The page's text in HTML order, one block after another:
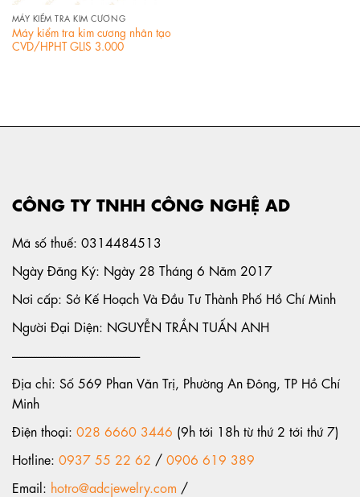
MÁY KIỂM TRA KIM CƯƠNG
Máy kiểm tra kim cương nhân tạo
CVD/HPHT GLIS 3.000
CÔNG TY TNHH CÔNG NGHỆ AD
Mã số thuế: 0314484513
Ngày Đăng Ký: Ngày 28 Tháng 6 Năm 2017
Nơi cấp: Sở Kế Hoạch Và Đầu Tư Thành Phố Hồ Chí Minh
Người Đại Diện: NGUYỄN TRẦN TUẤN ANH
-----------------------------------------------------
Địa chỉ: Số 569 Phan Văn Trị, Phường An Đông, TP Hồ Chí
Minh
Điện thoại: 028 6660 3446 (9h tới 18h từ thứ 2 tới thứ 7)
Hotline: 0937 55 22 62 / 0906 619 389
Email: hotro@adcjewelry.com /